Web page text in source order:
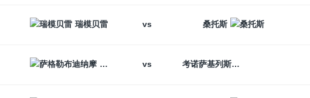
瑞模贝雷 vs 桑托斯
萨格勒布迪纳摩
vs 考诺萨基列斯